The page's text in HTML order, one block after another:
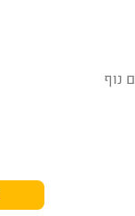
נוף